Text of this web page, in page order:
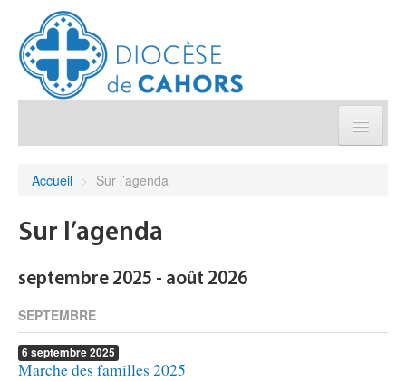
Agenda diocésain
Je donne
Accueil > Sur l’agenda
Sur l’agenda
septembre 2025 - août 2026
SEPTEMBRE
6 septembre2025
Marche des familles 2025